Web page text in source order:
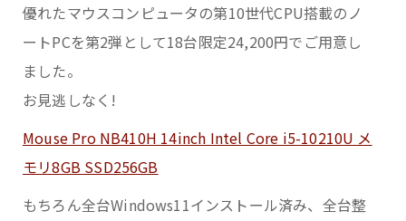
優れたマウスコンピュータの第10世代CPU搭載のノ
ートPCを第2弾として18台限定24,200円でご用意し
ました。
お見逃しなく!
Mouse Pro NB410H 14inch Intel Core i5-10210U メ
モリ8GB SSD256GB
もちろん全台Windows11インストール済み、全台整